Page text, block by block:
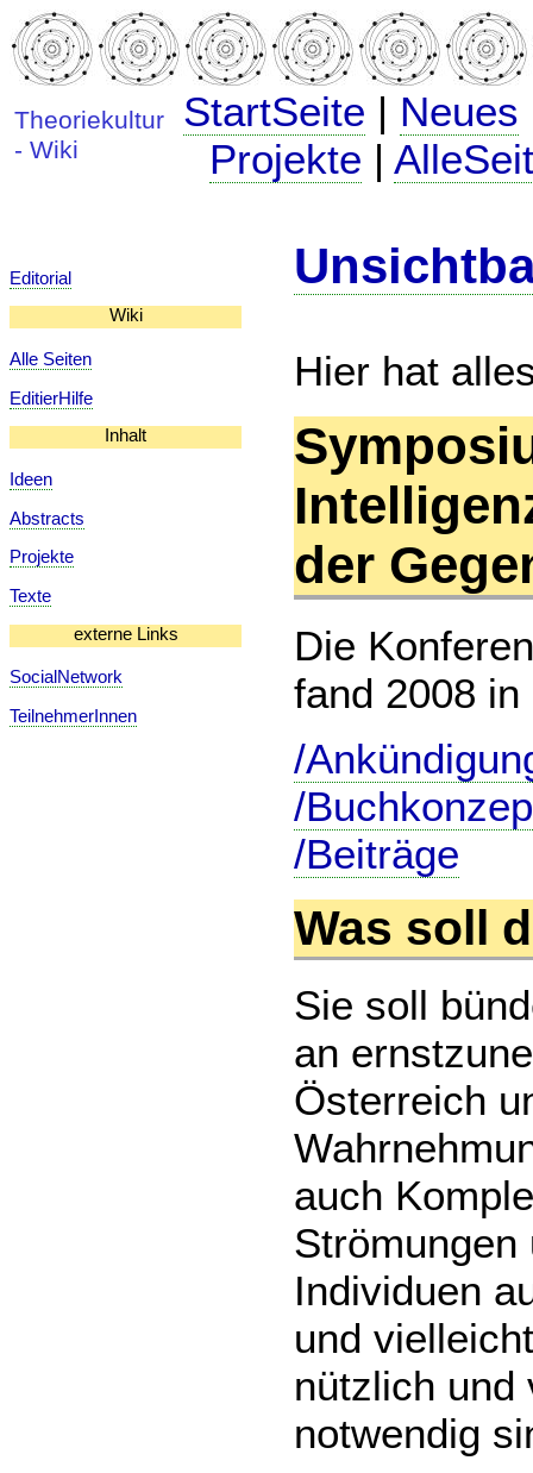
Theoriekultur
- Wiki
StartSeite | Neues
Projekte |
Editorial
Wiki
Alle Seiten
EditierHilfe
Inhalt
Ideen
Abstracts
Projekte
Texte
externe Links
SocialNetwork
TeilnehmerInnen
Hier hat
der
Die
fand 2008
/
/
/Beiträge
Was soll
Sie soll
an
Österreich
auch
Individuen
und
nützlich und
notwendig